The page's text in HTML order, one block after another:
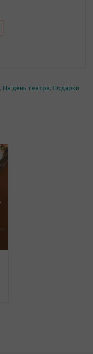
, На день театра, Подарки